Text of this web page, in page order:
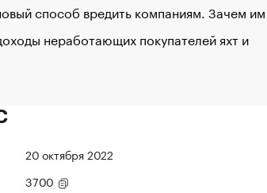
способ вредить компаниям. Зачем
неработающих покупателей яхт и
20 октября 2022
3700